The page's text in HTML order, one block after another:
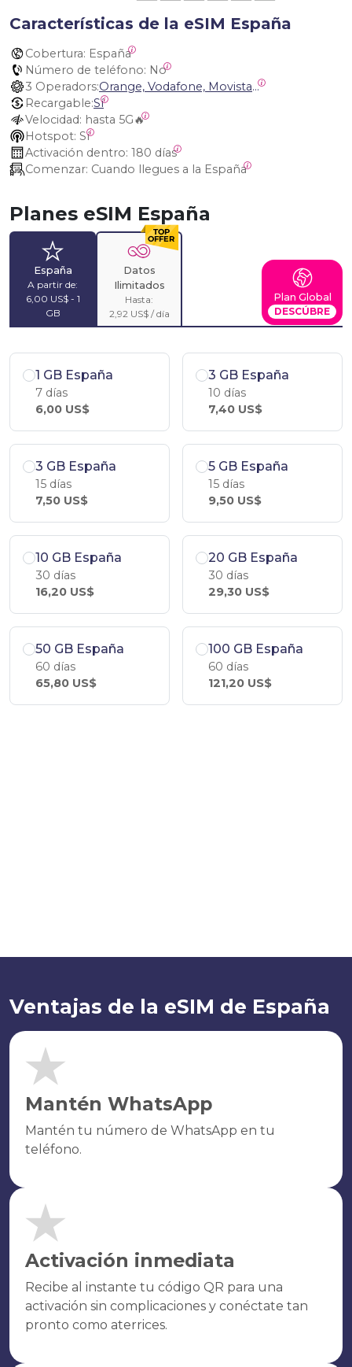
Características de la eSIM España
Cobertura: España
Número de teléfono: No
3 Operadors:
Orange, Vodafone, Movistar Spain
Recargable:Sí
Velocidad: hasta 5G🔥
Hotspot: Sí
Activación dentro: 180 días
Comenzar: Cuando llegues a la España
Planes eSIM España
España
A partir de:
6,00 US$ - 1
GB
Datos
Ilimitados
Hasta:
2,92 US$ / día
Plan Global
DESCÚBRE
1 GB España
7 días
6,00 US$
3 GB España
10 días
7,40 US$
3 GB España
15 días
7,50 US$
5 GB España
15 días
9,50 US$
10 GB España
30 días
16,20 US$
20 GB España
30 días
29,30 US$
50 GB España
60 días
65,80 US$
100 GB España
60 días
121,20 US$
Ventajas de la eSIM de España
Mantén WhatsApp
Mantén tu número de WhatsApp en tu
teléfono.
Activación inmediata
Recibe al instante tu código QR para una
activación sin complicaciones y conéctate tan
pronto como aterrices.